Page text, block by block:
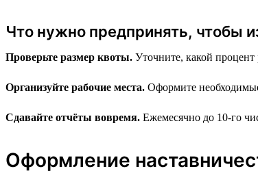
Что нужно предпринять, чтобы
Проверьте размер квоты. Уточните, какой процент
Организуйте рабочие места. Оформите
Сдавайте отчёты вовремя. Ежемесячно до 10-го
Оформление